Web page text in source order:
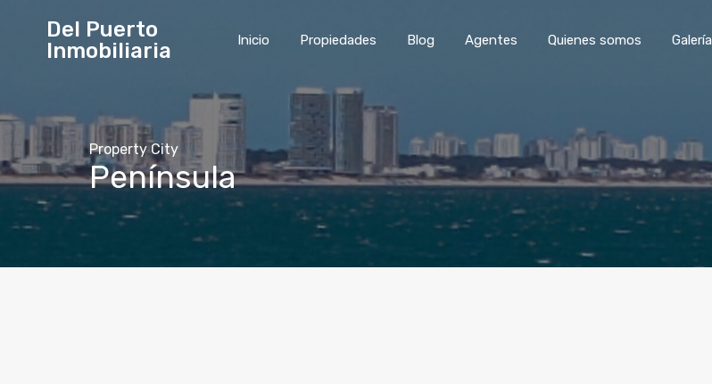
Del Puerto
Inmobiliaria
Inicio Propiedades Blog Agentes Quienes somos Galería
Property City
Península